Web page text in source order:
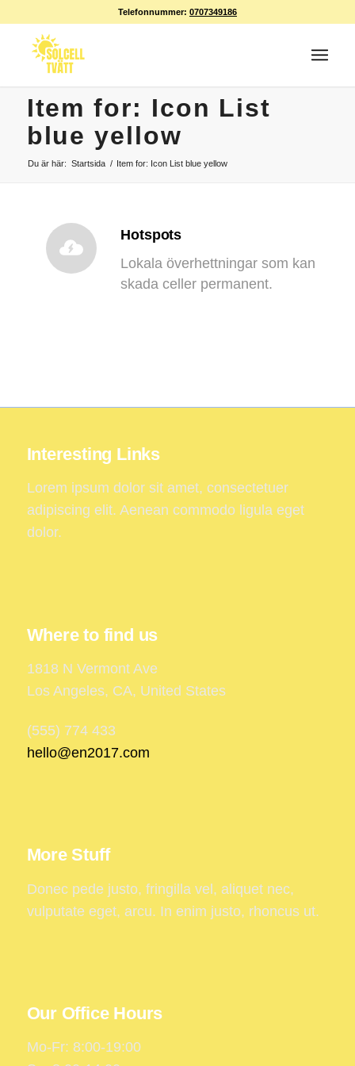
Telefonnummer: 0707349186
Item for: Icon List
blue yellow
Du är här: Startsida / Item for: Icon List blue yellow
Hotspots
Lokala överhettningar som kan
skada celler permanent.
Interesting Links
Lorem ipsum dolor sit amet, consectetuer
adipiscing elit. Aenean commodo ligula eget
dolor.
Where to find us
1818 N Vermont Ave
Los Angeles, CA, United States
(555) 774 433
hello@en2017.com
More Stuff
Donec pede justo, fringilla vel, aliquet nec,
vulputate eget, arcu. In enim justo, rhoncus ut.
Our Office Hours
Mo-Fr: 8:00-19:00